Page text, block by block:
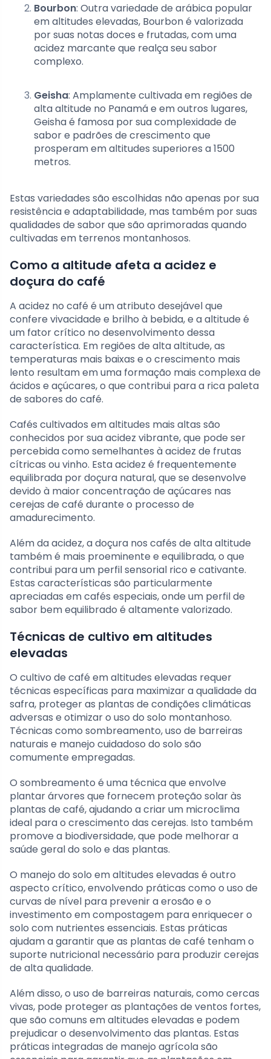
Bourbon: Outra variedade de arábica popular
em altitudes elevadas, Bourbon é valorizada
por suas notas doces e frutadas, com uma
acidez marcante que realça seu sabor
complexo.
Geisha: Amplamente cultivada em regiões de
alta altitude no Panamá e em outros lugares,
Geisha é famosa por sua complexidade de
sabor e padrões de crescimento que
prosperam em altitudes superiores a 1500
metros.
Estas variedades são escolhidas não apenas por sua
resistência e adaptabilidade, mas também por suas
qualidades de sabor que são aprimoradas quando
cultivadas em terrenos montanhosos.
Como a altitude afeta a acidez e
doçura do café
A acidez no café é um atributo desejável que
confere vivacidade e brilho à bebida, e a altitude é
um fator crítico no desenvolvimento dessa
característica. Em regiões de alta altitude, as
temperaturas mais baixas e o crescimento mais
lento resultam em uma formação mais complexa de
ácidos e açúcares, o que contribui para a rica paleta
de sabores do café.
Cafés cultivados em altitudes mais altas são
conhecidos por sua acidez vibrante, que pode ser
percebida como semelhantes à acidez de frutas
cítricas ou vinho. Esta acidez é frequentemente
equilibrada por doçura natural, que se desenvolve
devido à maior concentração de açúcares nas
cerejas de café durante o processo de
amadurecimento.
Além da acidez, a doçura nos cafés de alta altitude
também é mais proeminente e equilibrada, o que
contribui para um perfil sensorial rico e cativante.
Estas características são particularmente
apreciadas em cafés especiais, onde um perfil de
sabor bem equilibrado é altamente valorizado.
Técnicas de cultivo em altitudes
elevadas
O cultivo de café em altitudes elevadas requer
técnicas específicas para maximizar a qualidade da
safra, proteger as plantas de condições climáticas
adversas e otimizar o uso do solo montanhoso.
Técnicas como sombreamento, uso de barreiras
naturais e manejo cuidadoso do solo são
comumente empregadas.
O sombreamento é uma técnica que envolve
plantar árvores que fornecem proteção solar às
plantas de café, ajudando a criar um microclima
ideal para o crescimento das cerejas. Isto também
promove a biodiversidade, que pode melhorar a
saúde geral do solo e das plantas.
O manejo do solo em altitudes elevadas é outro
aspecto crítico, envolvendo práticas como o uso de
curvas de nível para prevenir a erosão e o
investimento em compostagem para enriquecer o
solo com nutrientes essenciais. Estas práticas
ajudam a garantir que as plantas de café tenham o
suporte nutricional necessário para produzir cerejas
de alta qualidade.
Além disso, o uso de barreiras naturais, como cercas
vivas, pode proteger as plantações de ventos fortes,
que são comuns em altitudes elevadas e podem
prejudicar o desenvolvimento das plantas. Estas
práticas integradas de manejo agrícola são